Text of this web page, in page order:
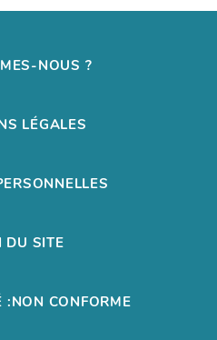
NOUS ?
LÉGALES
DU SITE
:NON CONFORME